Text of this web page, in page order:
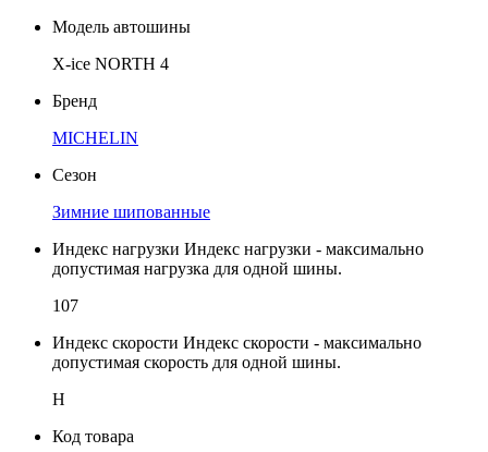
Модель автошины
X-ice NORTH 4
Бренд
MICHELIN
Сезон
Зимние шипованные
Индекс нагрузки Индекс нагрузки - максимально
допустимая нагрузка для одной шины.
107
Индекс скорости Индекс скорости - максимально
допустимая скорость для одной шины.
H
Код товара